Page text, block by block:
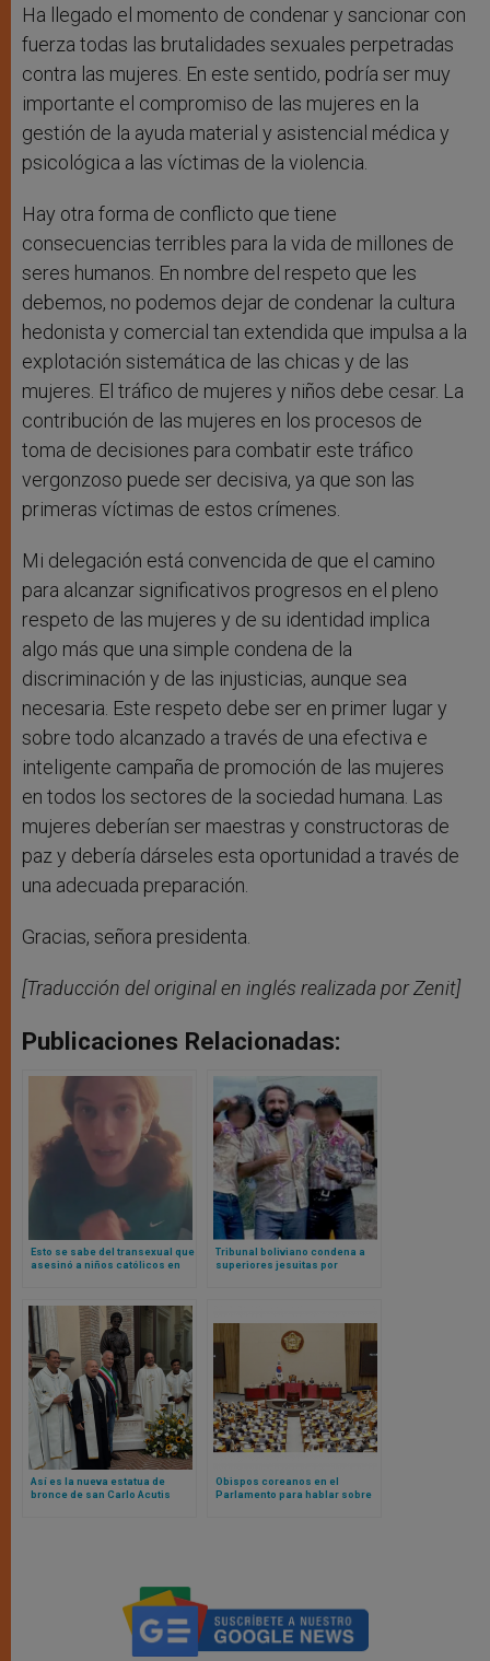
Ha llegado el momento de condenar y sancionar con
fuerza todas las brutalidades sexuales perpetradas
contra las mujeres. En este sentido, podría ser muy
importante el compromiso de las mujeres en la
gestión de la ayuda material y asistencial médica y
psicológica a las víctimas de la violencia.
Hay otra forma de conflicto que tiene
consecuencias terribles para la vida de millones de
seres humanos. En nombre del respeto que les
debemos, no podemos dejar de condenar la cultura
hedonista y comercial tan extendida que impulsa a la
explotación sistemática de las chicas y de las
mujeres. El tráfico de mujeres y niños debe cesar. La
contribución de las mujeres en los procesos de
toma de decisiones para combatir este tráfico
vergonzoso puede ser decisiva, ya que son las
primeras víctimas de estos crímenes.
Mi delegación está convencida de que el camino
para alcanzar significativos progresos en el pleno
respeto de las mujeres y de su identidad implica
algo más que una simple condena de la
discriminación y de las injusticias, aunque sea
necesaria. Este respeto debe ser en primer lugar y
sobre todo alcanzado a través de una efectiva e
inteligente campaña de promoción de las mujeres
en todos los sectores de la sociedad humana. Las
mujeres deberían ser maestras y constructoras de
paz y debería dárseles esta oportunidad a través de
una adecuada preparación.
Gracias, señora presidenta.
[Traducción del original en inglés realizada por Zenit]
Publicaciones Relacionadas:
Esto se sabe del transexual que
asesinó a niños católicos en
Tribunal boliviano condena a
superiores jesuitas por
Así es la nueva estatua de
bronce de san Carlo Acutis
Obispos coreanos en el
Parlamento para hablar sobre